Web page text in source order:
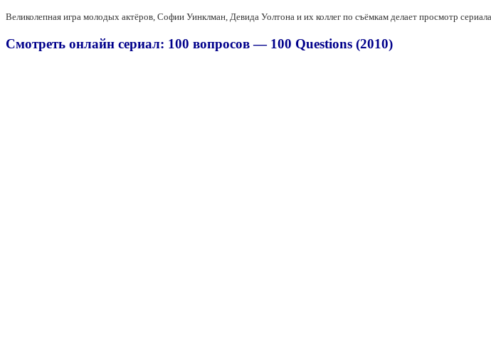
Великолепная игра молодых актёров, Софии Уинклман, Девида Уолтона и их коллег по съёмкам делает просмотр
Смотреть онлайн сериал: 100 вопросов — 100 Questions (2010)